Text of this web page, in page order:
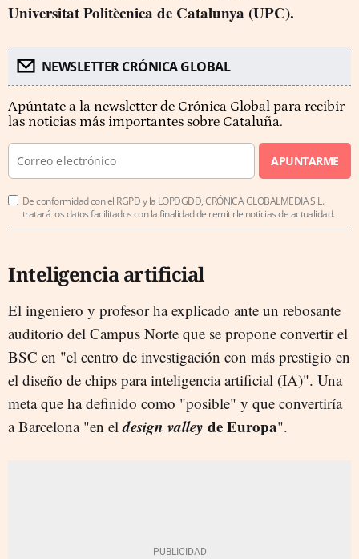
Universitat Politècnica de Catalunya (UPC).
NEWSLETTER CRÓNICA GLOBAL
Apúntate a la newsletter de Crónica Global para recibir
las noticias más importantes sobre Cataluña.
APUNTARME
De conformidad con el RGPD y la LOPDGDD, CRÓNICA GLOBALMEDIA S.L.
tratará los datos facilitados con la finalidad de remitirle noticias de actualidad.
Inteligencia artificial
El ingeniero y profesor ha explicado ante un rebosante
auditorio del Campus Norte que se propone convertir el
BSC en "el centro de investigación con más prestigio en
el diseño de chips para inteligencia artificial (IA)". Una
meta que ha definido como "posible" y que convertiría
a Barcelona "en eldesign valley de Europa".